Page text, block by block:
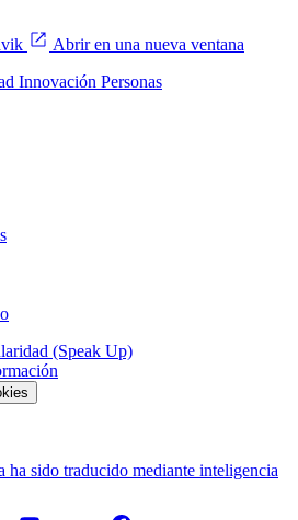
Abrir en una nueva ventana
Innovación Personas
(Speak Up)
ha sido traducido mediante inteligencia